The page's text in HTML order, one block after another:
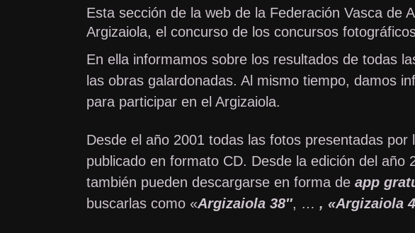
Esta sección de la web de la Federación Vasca de
Argizaiola, el concurso de los concursos
En ella informamos sobre los resultados de todas
las obras galardonadas. Al mismo tiempo, damos
para participar en el Argizaiola.
Desde el año 2001 todas las fotos presentadas
publicado en formato CD. Desde la edición del
también pueden descargarse en forma de app
buscarlas como «Argizaiola 38″, … , «Argizaiola